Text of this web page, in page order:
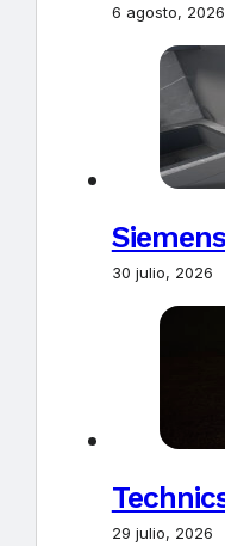
6 agosto, 2026
30 julio, 2026
29 julio, 2026